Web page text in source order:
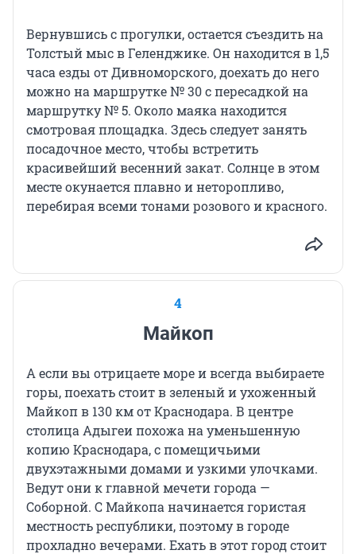
Вернувшись с прогулки, остается съездить на
Толстый мыс в Геленджике. Он находится в 1,5
часа езды от Дивноморского, доехать до него
можно на маршрутке № 30 с пересадкой на
маршрутку № 5. Около маяка находится
смотровая площадка. Здесь следует занять
посадочное место, чтобы встретить
красивейший весенний закат. Солнце в этом
месте окунается плавно и неторопливо,
перебирая всеми тонами розового и красного.
4
Майкоп
А если вы отрицаете море и всегда выбираете
горы, поехать стоит в зеленый и ухоженный
Майкоп в 130 км от Краснодара. В центре
столица Адыгеи похожа на уменьшенную
копию Краснодара, с помещичьими
двухэтажными домами и узкими улочками.
Ведут они к главной мечети города —
Соборной. С Майкопа начинается гористая
местность республики, поэтому в городе
прохладно вечерами. Ехать в этот город стоит